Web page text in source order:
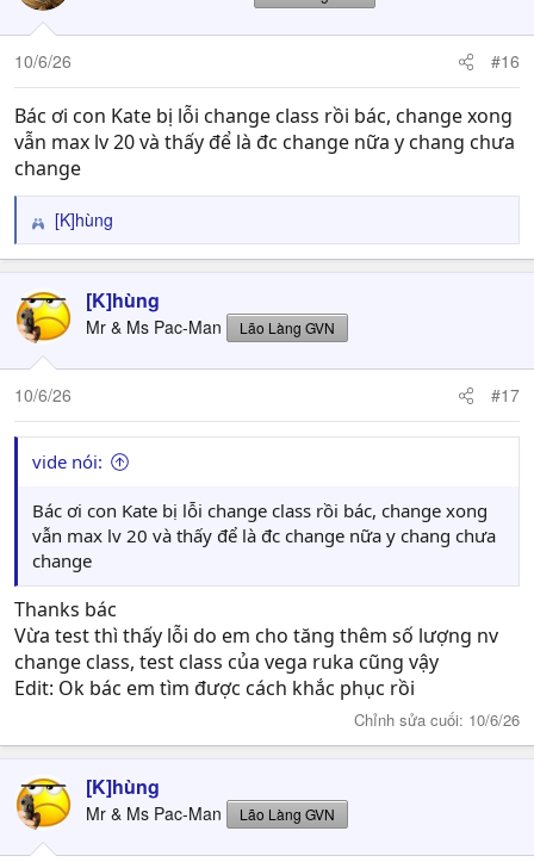
i
o
n
10/6/26 #16
Bác ơi con Kate bị lỗi change class rồi bác, change xong
vẫn max lv 20 và thấy để là đc change nữa y chang chưa
change
R
e
c
t
i
o
n
:
[K]hùng
[K]hùng
Mr & Ms Pac-Man Lão Làng GVN
10/6/26 #17
vide nói:
Bác ơi con Kate bị lỗi change class rồi bác, change xong
vẫn max lv 20 và thấy để là đc change nữa y chang chưa
change
Thanks bác
Vừa test thì thấy lỗi do em cho tăng thêm số lượng nv
change class, test class của vega ruka cũng vậy
Edit: Ok bác em tìm được cách khắc phục rồi
Chỉnh sửa cuối: 10/6/26
[K]hùng
Mr & Ms Pac-Man Lão Làng GVN